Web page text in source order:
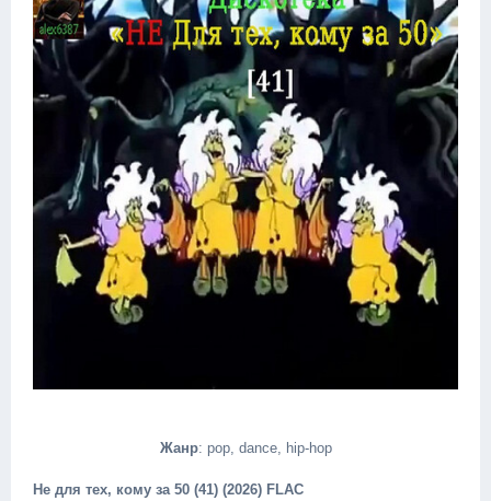
Жанр: pop, dance, hip-hop
Не для тех, кому за 50 (41) (2026) FLAC